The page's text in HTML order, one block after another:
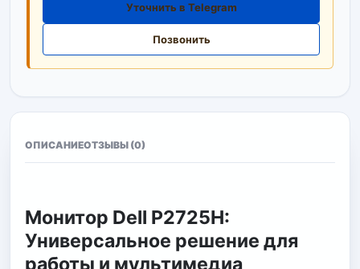
Уточнить в Telegram
Позвонить
ОПИСАНИЕОТЗЫВЫ (0)
Монитор Dell P2725H:
Универсальное решение для
работы и мультимедиа